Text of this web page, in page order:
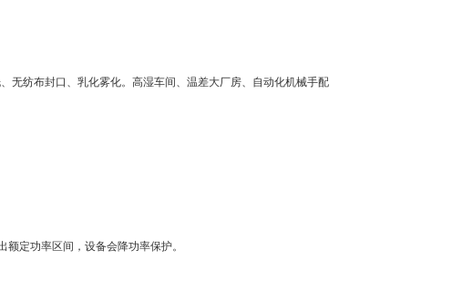
无纺布封口、乳化雾化。高湿车间、温差大厂房、自动化机械手配
定功率区间，设备会降功率保护。